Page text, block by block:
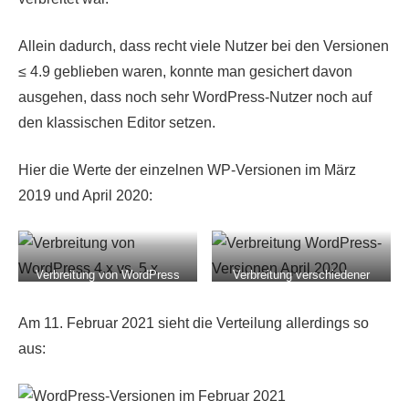
Allein dadurch, dass recht viele Nutzer bei den Versionen
≤ 4.9 geblieben waren, konnte man gesichert davon
ausgehen, dass noch sehr WordPress-Nutzer noch auf
den klassischen Editor setzen.
Hier die Werte der einzelnen WP-Versionen im März
2019 und April 2020:
Verbreitung von WordPress
Verbreitung verschiedener
2020
Am 11. Februar 2021 sieht die Verteilung allerdings so
aus: